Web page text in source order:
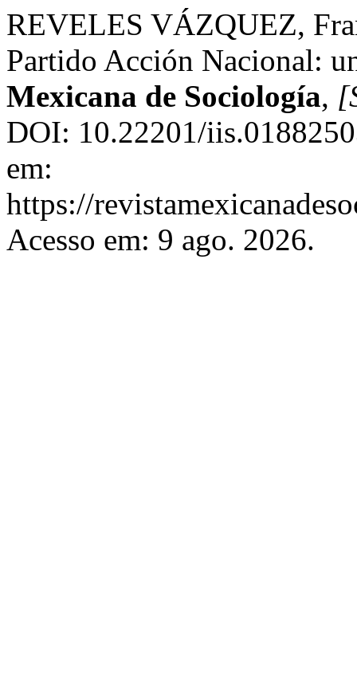
REVELES VÁZQUEZ,
Partido Acción Nacional:
Mexicana de Sociología,
DOI: 10.22201/
em:
https://
Acesso em: 9 ago. 2026.